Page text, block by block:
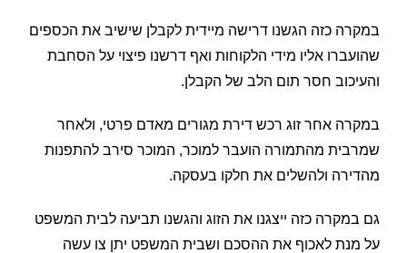
במקרה כזה הגשנו דרישה מיידית לקבלן שישיב את הכספים
שהועברו אליו מידי הלקוחות ואף דרשנו פיצוי על הסחבת
והעיכוב חסר תום הלב של הקבלן.
במקרה אחר זוג רכש דירת מגורים מאדם פרטי, ולאחר
שמרבית מהתמורה הועבר למוכר, המוכר סירב להתפנות
מהדירה ולהשלים את חלקו בעסקה.
גם במקרה כזה ייצגנו את הזוג והגשנו תביעה לבית המשפט
על מנת לאכוף את ההסכם ושבית המשפט יתן צו עשה